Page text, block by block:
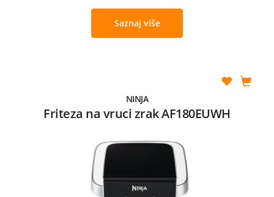
Saznaj više
NINJA
Friteza na vruci zrak AF180EUWH